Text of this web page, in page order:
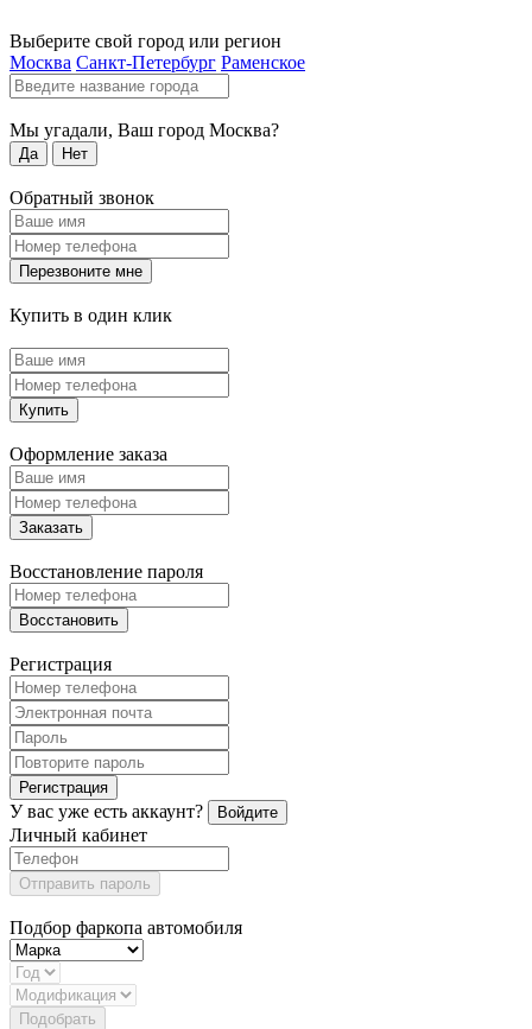
Выберите свой город или регион
Москва Санкт-Петербург Раменское
Мы угадали, Ваш город Москва?
Да Нет
Обратный звонок
Перезвоните мне
Купить в один клик
Купить
Оформление заказа
Заказать
Восстановление пароля
Восстановить
Регистрация
Регистрация
У вас уже есть аккаунт? Войдите
Личный кабинет
Отправить пароль
Подбор фаркопа автомобиля
Подобрать